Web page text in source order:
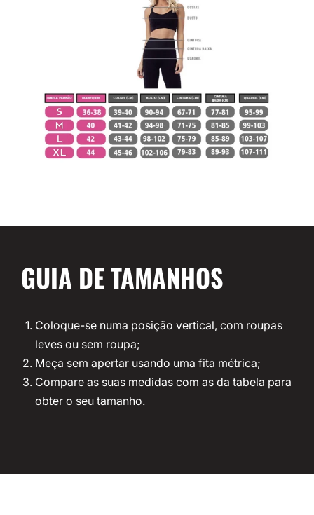
GUIA DE TAMANHOS
Coloque-se numa posição vertical, com roupas
leves ou sem roupa;
Meça sem apertar usando uma fita métrica;
Compare as suas medidas com as da tabela para
obter o seu tamanho.